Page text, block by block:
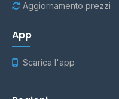
Aggiornamento prezzi
App
Scarica l'app